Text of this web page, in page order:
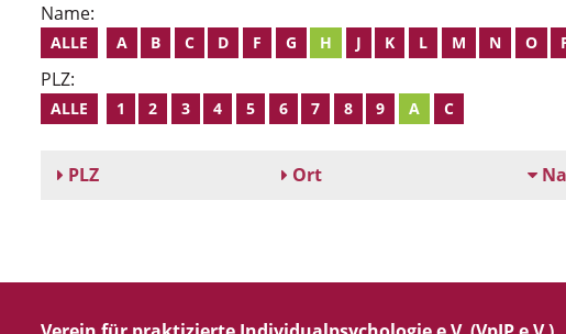
Name:
ALLE A B C D F G H J K L M N O
PLZ:
ALLE 1 2 3 4 5 6 7 8 9 A C
PLZ Ort